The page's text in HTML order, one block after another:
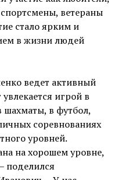
ветераны
стало ярким и
в жизни людей
ведет активный
игрой в
шахматы, в футбол,
соревнованиях
уровней.
на хорошем уровне,
поделился